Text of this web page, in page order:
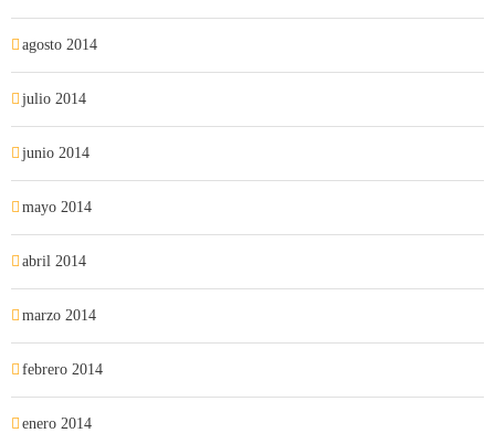
agosto 2014
julio 2014
junio 2014
mayo 2014
abril 2014
marzo 2014
febrero 2014
enero 2014